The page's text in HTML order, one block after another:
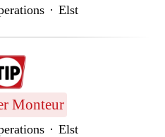
· Elst
Monteur
· Elst